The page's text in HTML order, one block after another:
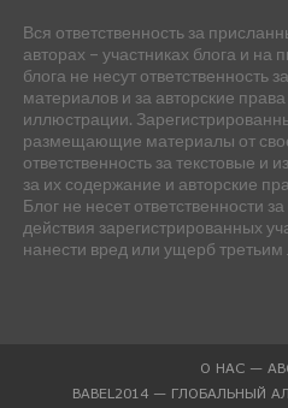
Вся ответственность за
авторах – участниках блога и на
блога не несут ответственность
материалов и за авторские
иллюстрации.
размещающие материалы от
ответственность за текстовые и
за их содержание и авторские
Блог не несет ответственности
действия зарегистрированных
нанести вред или ущерб
О НАС —
BABEL2014 — ГЛОБАЛЬНЫЙ